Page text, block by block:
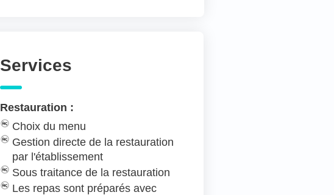
Services
Restauration :
Choix du menu
Gestion directe de la restauration
par l'établissement
Sous traitance de la restauration
Les repas sont préparés avec